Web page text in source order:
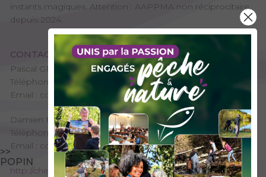
>>
POPIN
instants magiques. Attention : AAPPMA non réciprocitaire
depuis 2024.
CONTACT
Pascal GRILLET - Président de l'AAPPMA
Téléphone : 04 50 64 61 63
Email : contact@cheran-terredepeche.com
Damien FENELON - Trésorier de l'AAPPMA
Téléphone : 04 50 64 61 63
Email : contact@cheran-terredepeche.com
http://cheran-terredepeche.com